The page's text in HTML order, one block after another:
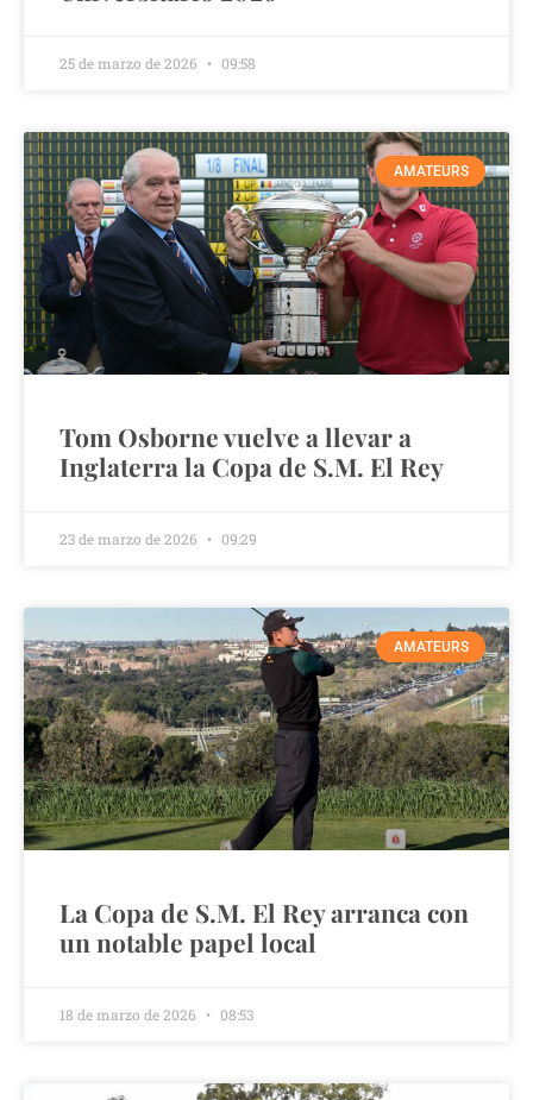
25 de marzo de 2026 09:58
AMATEURS
Tom Osborne vuelve a llevar a
Inglaterra la Copa de S.M. El Rey
23 de marzo de 2026 09:29
AMATEURS
La Copa de S.M. El Rey arranca con
un notable papel local
18 de marzo de 2026 08:53